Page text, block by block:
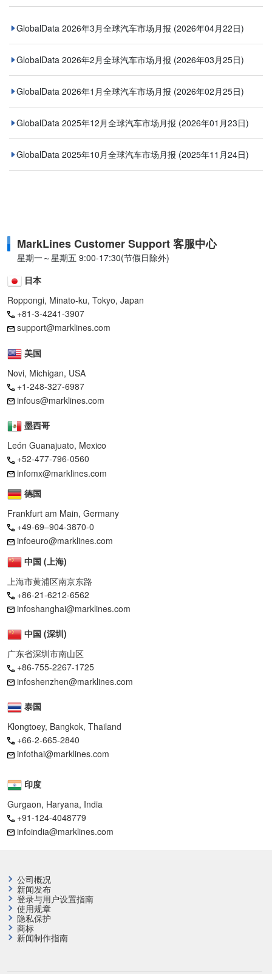
GlobalData 2026年3月全球汽车市场月报 (2026年04月22日)
GlobalData 2026年2月全球汽车市场月报 (2026年03月25日)
GlobalData 2026年1月全球汽车市场月报 (2026年02月25日)
GlobalData 2025年12月全球汽车市场月报 (2026年01月23日)
GlobalData 2025年10月全球汽车市场月报 (2025年11月24日)
MarkLines Customer Support 客服中心
星期一～星期五 9:00-17:30(节假日除外)
日本
Roppongi, Minato-ku, Tokyo, Japan
+81-3-4241-3907
support@marklines.com
美国
Novi, Michigan, USA
+1-248-327-6987
infous@marklines.com
墨西哥
León Guanajuato, Mexico
+52-477-796-0560
infomx@marklines.com
德国
Frankfurt am Main, Germany
+49-69–904-3870-0
infoeuro@marklines.com
中国 (上海)
上海市黄浦区南京东路
+86-21-6212-6562
infoshanghai@marklines.com
中国 (深圳)
广东省深圳市南山区
+86-755-2267-1725
infoshenzhen@marklines.com
泰国
Klongtoey, Bangkok, Thailand
+66-2-665-2840
infothai@marklines.com
印度
Gurgaon, Haryana, India
+91-124-4048779
infoindia@marklines.com
公司概况
新闻发布
登录与用户设置指南
使用规章
隐私保护
商标
新闻制作指南